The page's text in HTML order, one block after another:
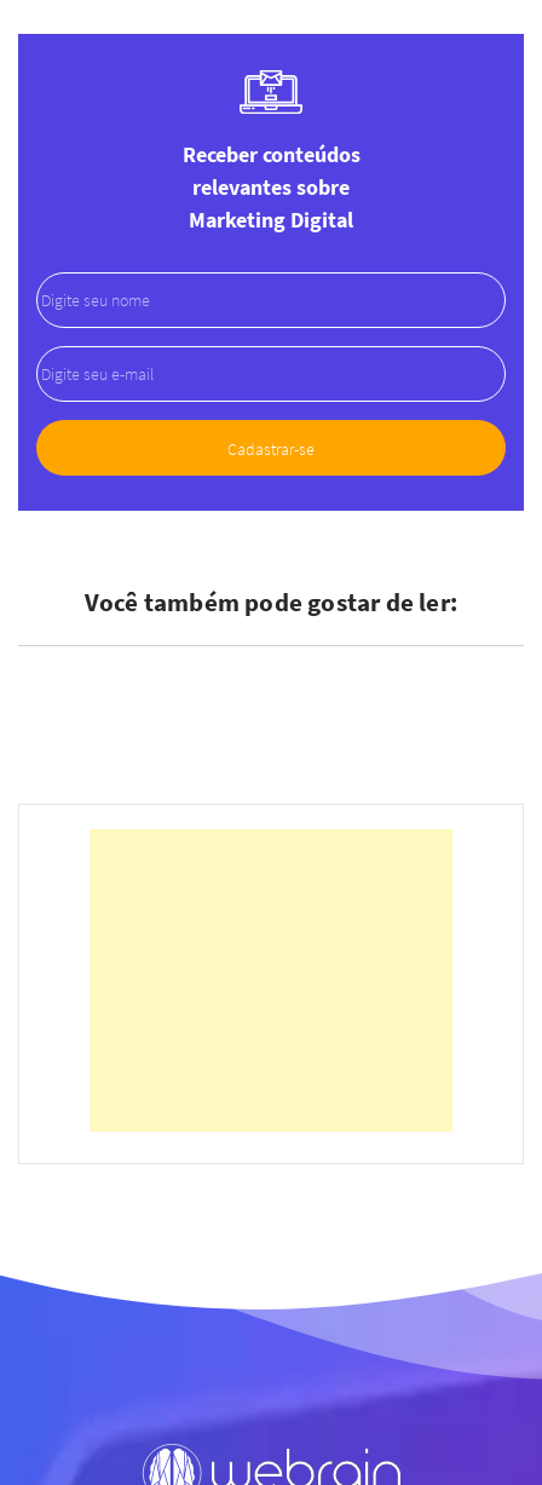
Receber conteúdos
relevantes sobre
Marketing Digital
Você também pode gostar de ler: